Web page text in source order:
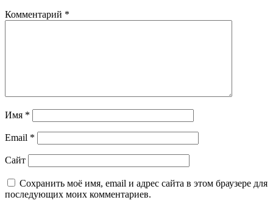
Комментарий *
Имя *
Email *
Сайт
Сохранить моё имя, email и адрес сайта в этом браузере для
последующих моих комментариев.